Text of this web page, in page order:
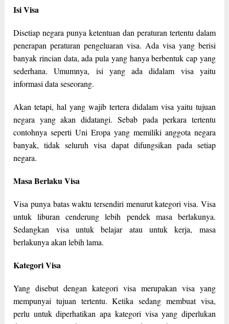
Isi Visa
Disetiap negara punya ketentuan dan peraturan tertentu dalam
penerapan peraturan pengeluaran visa. Ada visa yang berisi
banyak rincian data, ada pula yang hanya berbentuk cap yang
sederhana. Umumnya, isi yang ada didalam visa yaitu
informasi data seseorang.
Akan tetapi, hal yang wajib tertera didalam visa yaitu tujuan
negara yang akan didatangi. Sebab pada perkara tertentu
contohnya seperti Uni Eropa yang memiliki anggota negara
banyak, tidak seluruh visa dapat difungsikan pada setiap
negara.
Masa Berlaku Visa
Visa punya batas waktu tersendiri menurut kategori visa. Visa
untuk liburan cenderung lebih pendek masa berlakunya.
Sedangkan visa untuk belajar atau untuk kerja, masa
berlakunya akan lebih lama.
Kategori Visa
Yang disebut dengan kategori visa merupakan visa yang
mempunyai tujuan tertentu. Ketika sedang membuat visa,
perlu untuk diperhatikan apa kategori visa yang diperlukan